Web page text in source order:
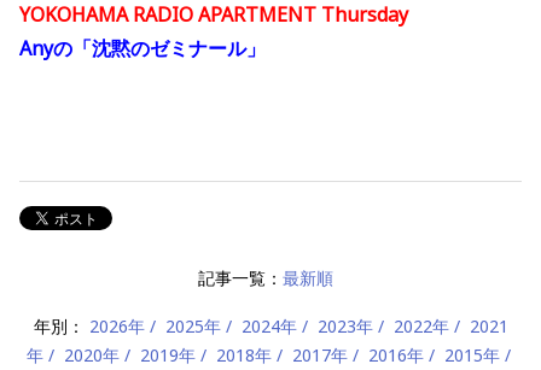
YOKOHAMA RADIO APARTMENT Thursday
Anyの「沈黙のゼミナール」
記事一覧： 最新順
年別： 2026年 2025年 2024年 2023年 2022年
2021
年
2020年 2019年 2018年 2017年 2016年
2015年